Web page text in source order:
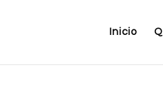
Inicio